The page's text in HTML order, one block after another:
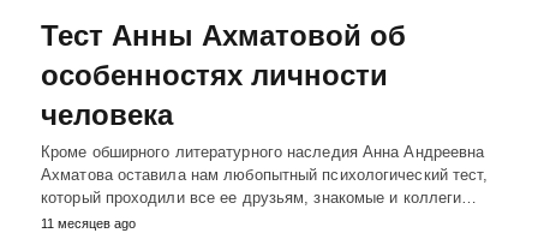
Тест Анны Ахматовой об
особенностях личности
человека
Кроме обширного литературного наследия Анна Андреевна
Ахматова оставила нам любопытный психологический тест,
который проходили все ее друзьям, знакомые и коллеги…
11 месяцев ago